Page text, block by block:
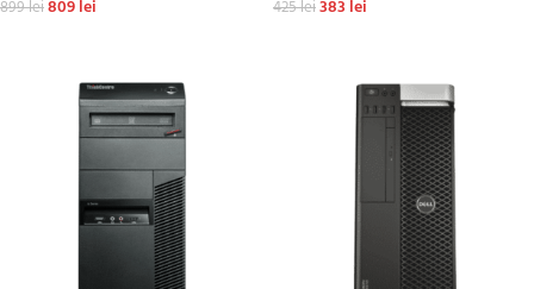
899lei809lei 425lei383 lei